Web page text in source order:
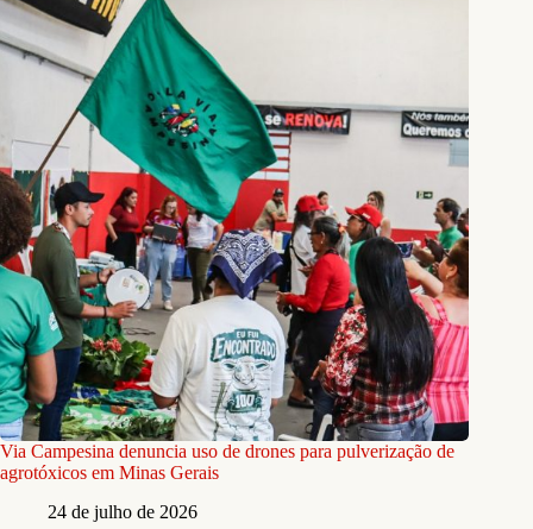
Via Campesina denuncia uso de drones para pulverização de
agrotóxicos em Minas Gerais
24 de julho de 2026